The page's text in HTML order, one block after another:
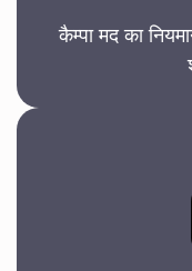
कैम्पा मद का